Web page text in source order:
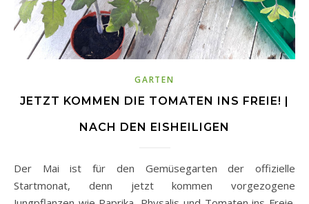
GARTEN
JETZT KOMMEN DIE TOMATEN INS FREIE! |
NACH DEN EISHEILIGEN
Der Mai ist für den Gemüsegarten der offizielle
Startmonat, denn jetzt kommen vorgezogene